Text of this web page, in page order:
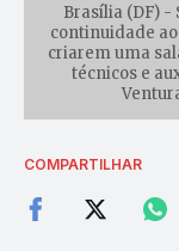
Brasília (DF) -
continuidade
criarem uma
técnicos e
COMPARTILHAR